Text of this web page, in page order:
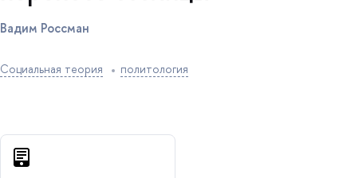
адим Россман
Социальная теория политология